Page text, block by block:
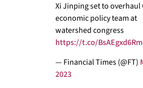
Xi Jinping set to overhaul
economic policy team at
watershed congress
https://t.co/BsAEgxd6Rm
— Financial Times (@FT)
2023